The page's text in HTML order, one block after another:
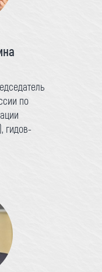
по
гидов-